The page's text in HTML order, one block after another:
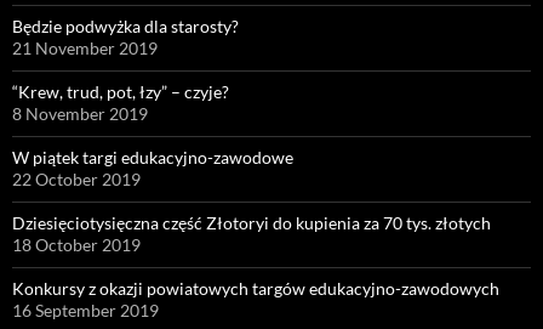
Będzie podwyżka dla starosty?
21 November 2019
“Krew, trud, pot, łzy” – czyje?
8 November 2019
W piątek targi edukacyjno-zawodowe
22 October 2019
Dziesięciotysięczna część Złotoryi do kupienia za 70 tys. złotych
18 October 2019
Konkursy z okazji powiatowych targów edukacyjno-zawodowych
16 September 2019